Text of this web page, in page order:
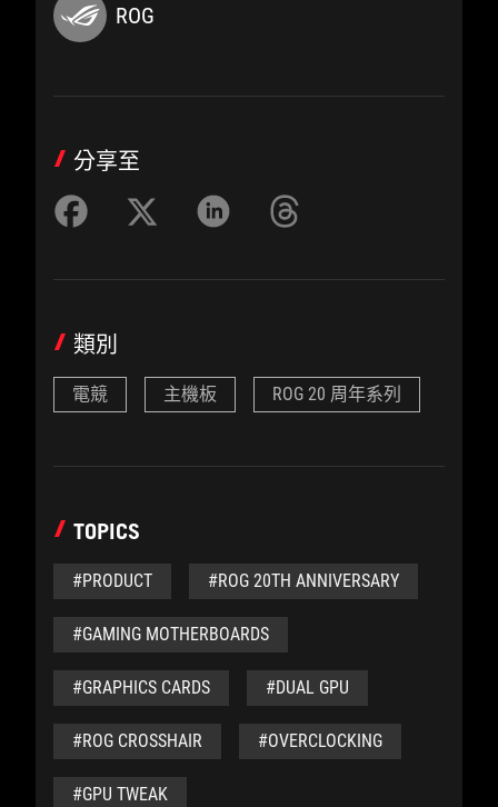
ROG
分享至
類別
電競 主機板 ROG 20 周年系列
TOPICS
#PRODUCT #ROG 20TH ANNIVERSARY
#GAMING MOTHERBOARDS
#GRAPHICS CARDS #DUAL GPU
#ROG CROSSHAIR #OVERCLOCKING
#GPU TWEAK